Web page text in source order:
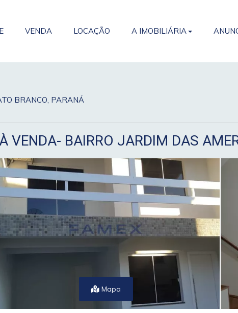
VENDA LOCAÇÃO A IMOBILIÁRIA
BRANCO, PARANÁ
VENDA- BAIRRO JARDIM DAS
Mapa